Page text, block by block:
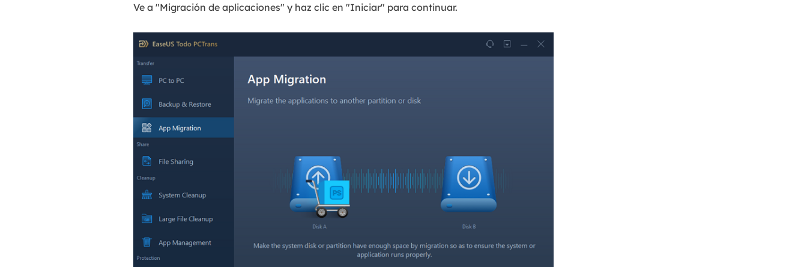
Ve a "Migración de aplicaciones" y haz clic en "Iniciar" para continuar.